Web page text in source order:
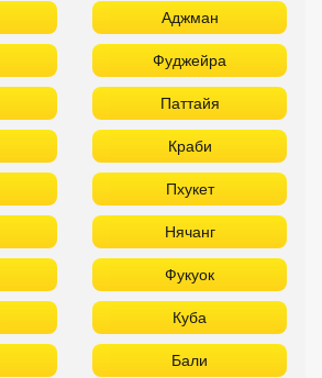
Аджман
Фуджейра
Паттайя
Краби
Пхукет
Нячанг
Фукуок
Куба
Бали